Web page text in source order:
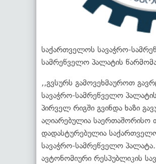
საქართველოს სავაჭრო-
სამრეწველო პალატის
,,გვსურს გამოვეხმაუროთ
სავაჭრო-სამრეწველო
პირველ რიგში გვინდა ხაზი
აღიარებულია საერთაშორისო
დადასტურებულია
სავაჭრო-სამრეწველო
ავტონომიური რესპუბლიკის